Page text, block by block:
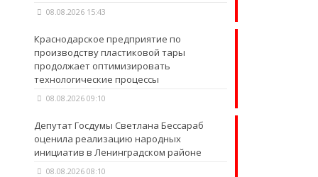
08.08.2026 15:43
Краснодарское предприятие по
производству пластиковой тары
продолжает оптимизировать
технологические процессы
08.08.2026 09:10
Депутат Госдумы Светлана Бессараб
оценила реализацию народных
инициатив в Ленинградском районе
08.08.2026 08:10